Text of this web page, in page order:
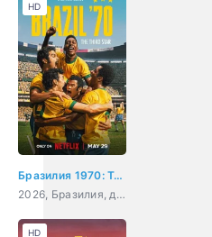
Бразилия 1970: Третья звезда
2026, Бразилия, документальный, спорт
HD
HD